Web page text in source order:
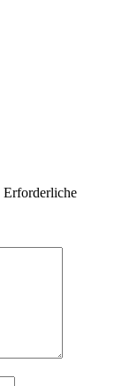
Erforderliche